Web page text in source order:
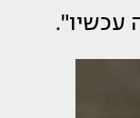
עכשיו".